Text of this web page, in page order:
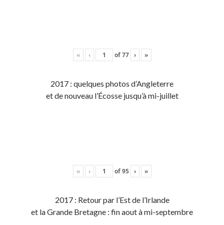
« ‹ of77 › »
2017 : quelques photos d’Angleterre
et de nouveau l’Écosse jusqu’à mi-juillet
« ‹ of95 › »
2017 : Retour par l’Est de l’Irlande
et la Grande Bretagne : fin aout à mi-septembre